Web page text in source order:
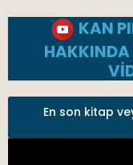
KAN
En son kitap